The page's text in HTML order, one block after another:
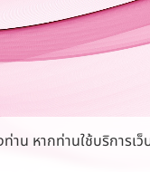
น หากท่านใช้บริการเ